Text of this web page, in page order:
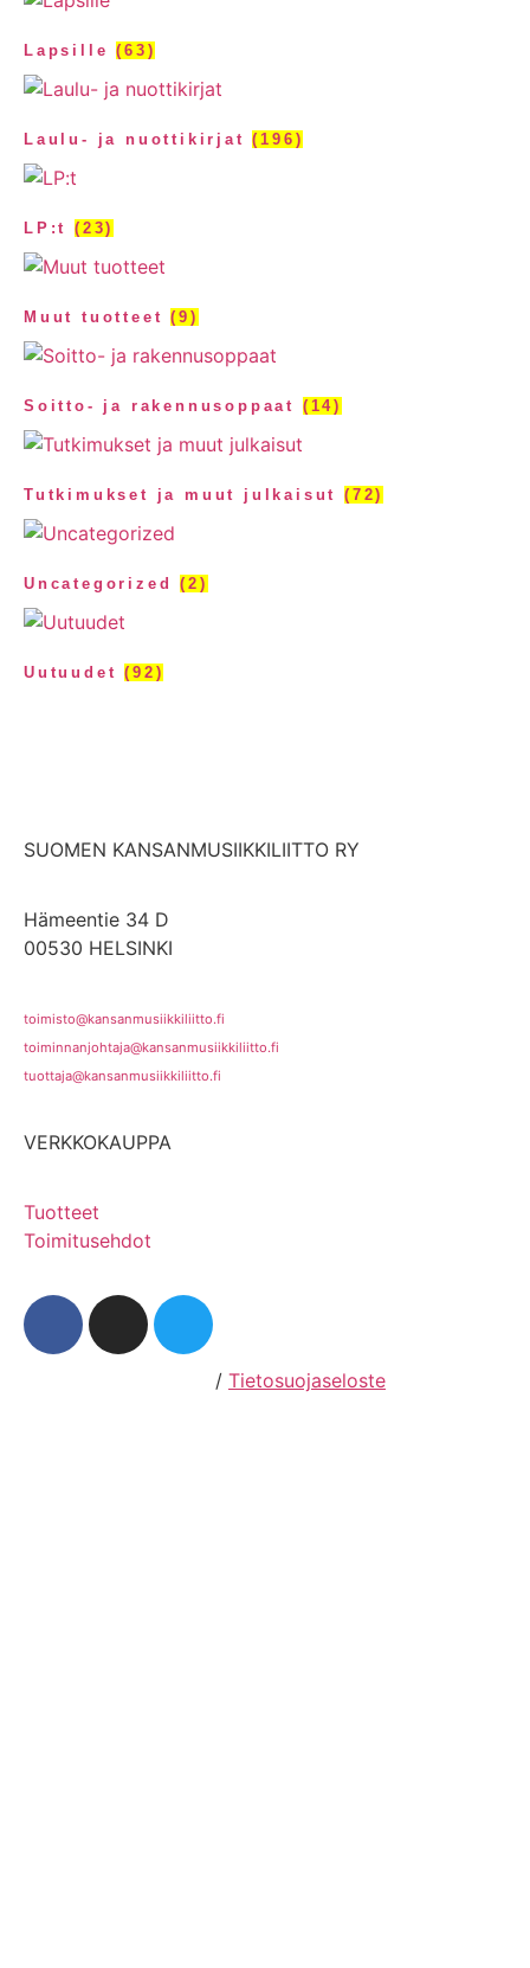
Lapsille(63)
Laulu- ja nuottikirjat(196)
LP:t (23)
Muut tuotteet(9)
Soitto- ja rakennusoppaat (14)
Tutkimukset ja muut julkaisut(72)
Uncategorized(2)
Uutuudet(92)
SUOMEN KANSANMUSIIKKILIITTO RY
Hämeentie 34 D
00530 HELSINKI
toimisto@kansanmusiikkiliitto.fi
toiminnanjohtaja@kansanmusiikkiliitto.fi
tuottaja@kansanmusiikkiliitto.fi
VERKKOKAUPPA
Tuotteet
Toimitusehdot
/ Tietosuojaseloste